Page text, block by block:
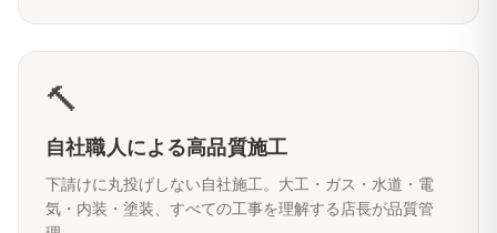
🔨
自社職人による高品質施工
下請けに丸投げしない自社施工。大工・ガス・水道・電
気・内装・塗装、すべての工事を理解する店長が品質管